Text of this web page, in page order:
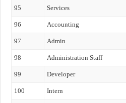
95 Services
96 Accounting
97 Admin
98 Administration Staff
99 Developer
100 Intern